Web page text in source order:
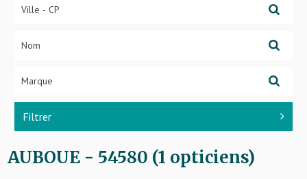
Filtrer
AUBOUE - 54580 (1 opticiens)